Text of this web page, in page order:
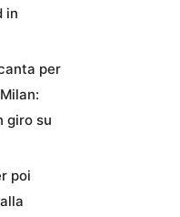
in
per
giro su
poi